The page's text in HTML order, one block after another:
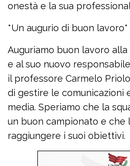
onestà e la sua
*Un augurio di buon lavoro*
Auguriamo buon lavoro
e al suo nuovo
il professore Carmelo
di gestire le comunicazioni
media. Speriamo che la
un buon campionato e che
raggiungere i suoi obiettivi.